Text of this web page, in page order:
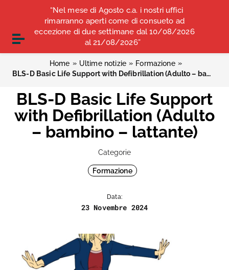
Vai ai contenuti
Vai al menu di navigazione
Vai al footer
COMUNICATI STAMPA ALBO OPI ANCONA
CONVENZIONI
Attiva / disattiva la navigazione
Home » Ultime notizie » Formazione »
BLS-D Basic Life Support with Defibrillation (Adulto – bambino – lattante)
BLS-D Basic Life Support
with Defibrillation (Adulto
– bambino – lattante)
Categorie
Formazione
Data:
23 Novembre 2024
“Nel mese di Agosto c.a. i nostri uffici
rimarranno aperti come di consueto ad
eccezione di due settimane dal 10/08/2026
al 21/08/2026”